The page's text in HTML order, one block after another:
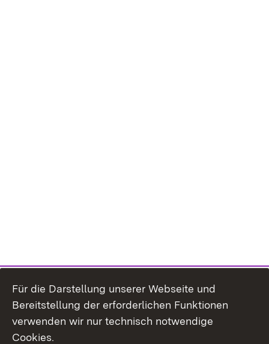
Für die Darstellung unserer Webseite und
Bereitstellung der erforderlichen Funktionen
verwenden wir nur technisch notwendige
Cookies.